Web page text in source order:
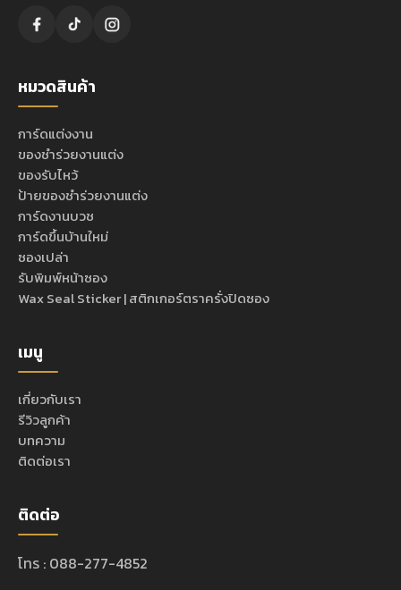
หมวดสินค้า
การ์ดแต่งงาน
ของชำร่วยงานแต่ง
ของรับไหว้
ป้ายของชำร่วยงานแต่ง
การ์ดงานบวช
การ์ดขึ้นบ้านใหม่
ซองเปล่า
รับพิมพ์หน้าซอง
Wax Seal Sticker | สติกเกอร์ตราครั่งปิดซอง
เมนู
เกี่ยวกับเรา
รีวิวลูกค้า
บทความ
ติดต่อเรา
ติดต่อ
โทร : 088-277-4852